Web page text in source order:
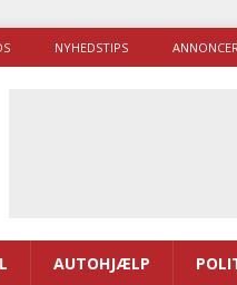
NYHEDSTIPS
AUTOHJÆLP